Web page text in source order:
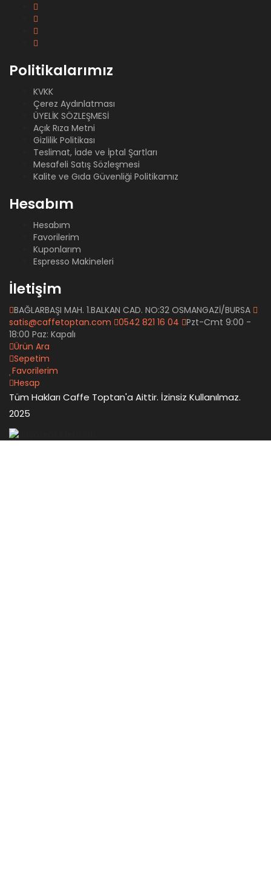
Politikalarımız
KVKK
Çerez Aydınlatması
ÜYELİK SÖZLEŞMESİ
Açık Rıza Metni
Gizlilik Politikası
Teslimat, İade ve İptal Şartları
Mesafeli Satış Sözleşmesi
Kalite ve Gıda Güvenliği Politikamız
Hesabım
Hesabım
Favorilerim
Kuponlarım
Espresso Makineleri
İletişim
BAĞLARBAŞI MAH. 1.BALKAN CAD. NO:32 OSMANGAZİ/BURSA
satis@caffetoptan.com
0542 821 16 04
Pzt-Cmt 9:00 -
18:00 Paz: Kapalı
Ürün Ara
Sepetim
Favorilerim
Hesap
Tüm Hakları Caffe Toptan'a Aittir. İzinsiz Kullanılmaz.
2025